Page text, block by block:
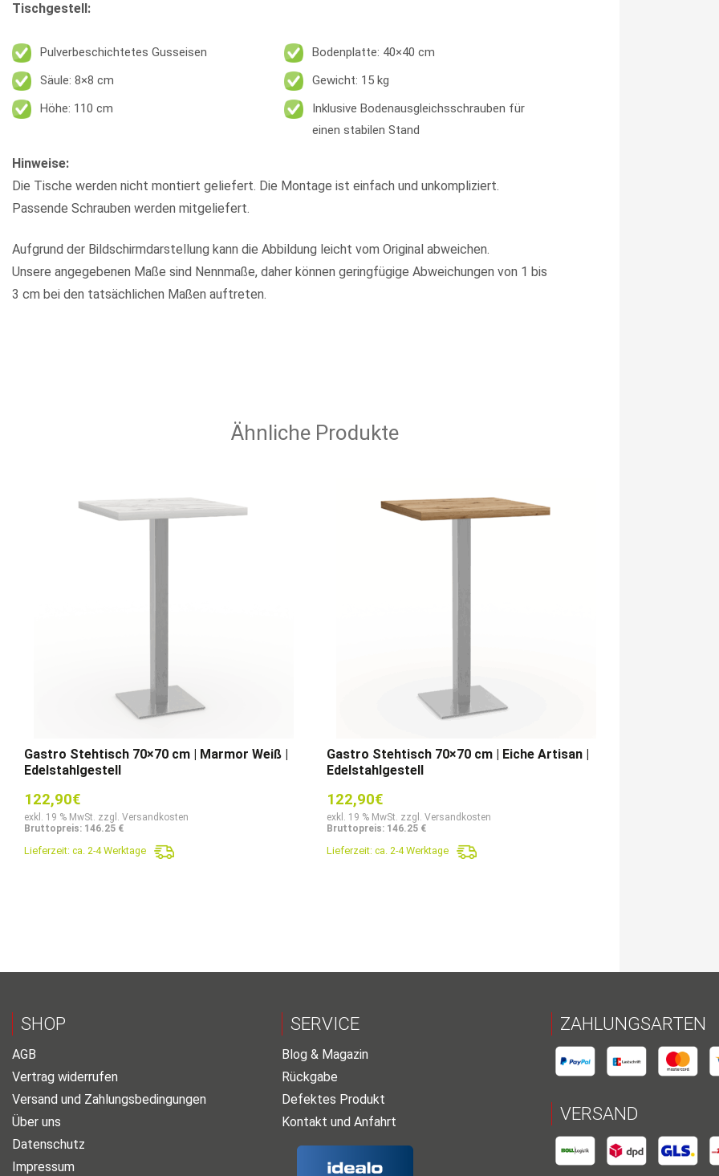
Tischgestell:
Pulverbeschichtetes Gusseisen
Bodenplatte: 40×40 cm
Säule: 8×8 cm
Gewicht: 15 kg
Höhe: 110 cm
Inklusive Bodenausgleichsschrauben für
einen stabilen Stand
Hinweise:
Die Tische werden nicht montiert geliefert. Die Montage ist einfach und unkompliziert.
Passende Schrauben werden mitgeliefert.
Aufgrund der Bildschirmdarstellung kann die Abbildung leicht vom Original abweichen.
Unsere angegebenen Maße sind Nennmaße, daher können geringfügige Abweichungen von 1 bis
3 cm bei den tatsächlichen Maßen auftreten.
Ähnliche Produkte
Gastro Stehtisch 70×70 cm | Marmor Weiß |
Edelstahlgestell
122,90€
exkl. 19 % MwSt. zzgl. Versandkosten
Bruttopreis: 146.25 €
Lieferzeit: ca. 2-4 Werktage
Gastro Stehtisch 70×70 cm | Eiche Artisan |
Edelstahlgestell
122,90€
exkl. 19 % MwSt. zzgl. Versandkosten
Bruttopreis: 146.25 €
Lieferzeit: ca. 2-4 Werktage
SHOP
AGB
Vertrag widerrufen
Versand und Zahlungsbedingungen
Über uns
Datenschutz
Impressum
SERVICE
Blog & Magazin
Rückgabe
Defektes Produkt
Kontakt und Anfahrt
ZAHLUNGSARTEN
VERSAND